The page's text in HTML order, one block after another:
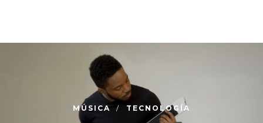
MÚSICA TECNOLOGÍA